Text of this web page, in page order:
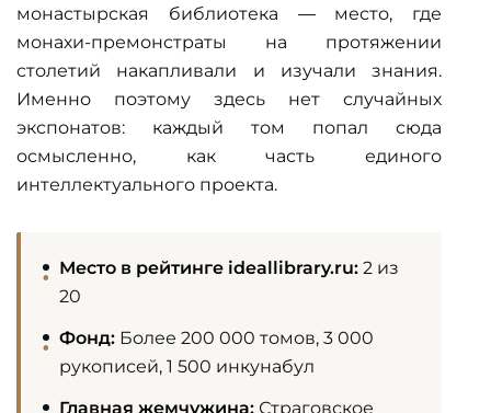
монастырская библиотека — место, где
монахи-премонстраты на протяжении
столетий накапливали и изучали знания.
Именно поэтому здесь нет случайных
экспонатов: каждый том попал сюда
осмысленно, как часть единого
интеллектуального проекта.
Место в рейтинге ideallibrary.ru: 2 из
20
Фонд: Более 200 000 томов, 3 000
рукописей, 1 500 инкунабул
Главная жемчужина: Страговское